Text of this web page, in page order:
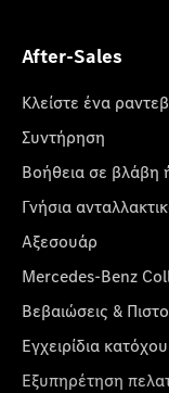
After-Sales
Κλείστε ένα
Συντήρηση
Βοήθεια σε βλάβη
Γνήσια
Αξεσουάρ
Mercedes-Benz
Βεβαιώσεις &
Εγχειρίδια κατόχου
Εξυπηρέτηση